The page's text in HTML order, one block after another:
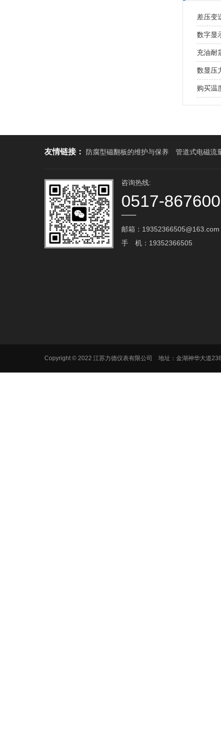
差压变
数字显
充油耐
数显压
购买温
友情链接： 防腐型磁翻板的维护与保养 管道式电磁流
咨询热线:
0517-
邮箱：19352366505@163.com‬
手 机：19352366505
Copyright © 2022 江苏力德仪表有限公司 地址：金湖神华大道